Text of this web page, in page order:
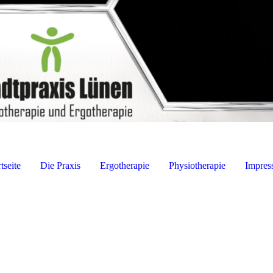
Die Praxis Ergotherapie Physiotherapie